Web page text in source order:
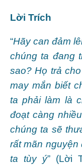
Lời Trích
“Hãy can đảm
chúng ta đang
sao? Họ trả
may mắn biết
ta phải làm là
đoạt càng
chúng ta sẽ
rất mãn nguyện
ta tùy ý” (Lời